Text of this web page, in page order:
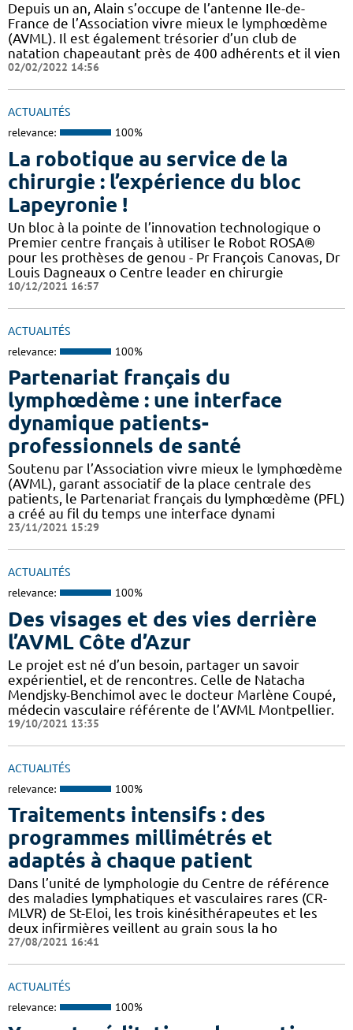
Depuis un an, Alain s’occupe de l’antenne Ile-de-
France de l’Association vivre mieux le lymphœdème
(AVML). Il est également trésorier d’un club de
natation chapeautant près de 400 adhérents et il vien
02/02/2022 14:56
ACTUALITÉS
relevance: 100%
La robotique au service de la
chirurgie : l’expérience du bloc
Lapeyronie !
Un bloc à la pointe de l’innovation technologique o
Premier centre français à utiliser le Robot ROSA®
pour les prothèses de genou - Pr François Canovas, Dr
Louis Dagneaux o Centre leader en chirurgie
10/12/2021 16:57
ACTUALITÉS
relevance: 100%
Partenariat français du
lymphœdème : une interface
dynamique patients-
professionnels de santé
Soutenu par l’Association vivre mieux le lymphœdème
(AVML), garant associatif de la place centrale des
patients, le Partenariat français du lymphœdème (PFL)
a créé au fil du temps une interface dynami
23/11/2021 15:29
ACTUALITÉS
relevance: 100%
Des visages et des vies derrière
l’AVML Côte d’Azur
Le projet est né d’un besoin, partager un savoir
expérientiel, et de rencontres. Celle de Natacha
Mendjsky-Benchimol avec le docteur Marlène Coupé,
médecin vasculaire référente de l’AVML Montpellier.
19/10/2021 13:35
ACTUALITÉS
relevance: 100%
Traitements intensifs : des
programmes millimétrés et
adaptés à chaque patient
Dans l’unité de lymphologie du Centre de référence
des maladies lymphatiques et vasculaires rares (CR-
MLVR) de St-Eloi, les trois kinésithérapeutes et les
deux infirmières veillent au grain sous la ho
27/08/2021 16:41
ACTUALITÉS
relevance: 100%